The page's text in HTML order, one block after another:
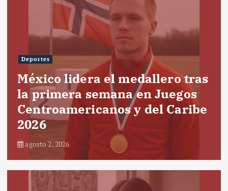
Deportes
México lidera el medallero tras
la primera semana en Juegos
Centroamericanos y del Caribe
2026
agosto 2, 2026